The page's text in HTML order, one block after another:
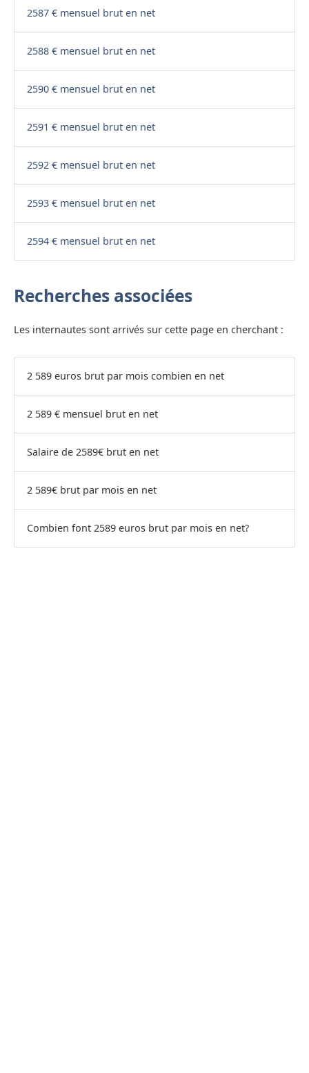
2587 € mensuel brut en net
2588 € mensuel brut en net
2590 € mensuel brut en net
2591 € mensuel brut en net
2592 € mensuel brut en net
2593 € mensuel brut en net
2594 € mensuel brut en net
Recherches associées
Les internautes sont arrivés sur cette page en cherchant :
2 589 euros brut par mois combien en net
2 589 € mensuel brut en net
Salaire de 2589€ brut en net
2 589€ brut par mois en net
Combien font 2589 euros brut par mois en net?